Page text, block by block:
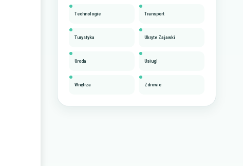
Technologie Transport
Turystyka Ukryte Zajawki
Uroda Usługi
Wnętrza Zdrowie